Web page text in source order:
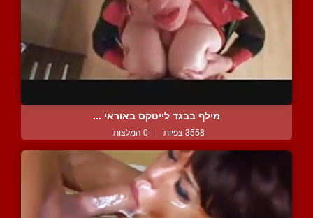
מילף בבגד לייטקס באוראי ...
3558 צפיות | 0 המלצות